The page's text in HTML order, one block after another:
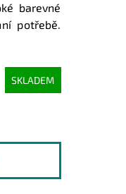
barevné
potřebě.
SKLADEM